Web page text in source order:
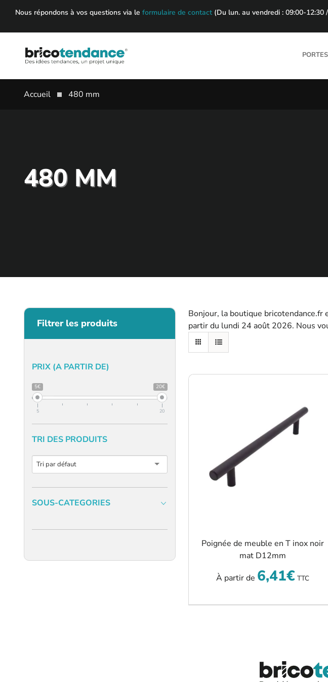
content
Nous répondons à vos questions via le formulaire de contact(Du lun. au vendredi : 09:00-12:30
Accueil 480 mm
480 MM
Bonjour, la boutique
partir du lundi 24 août 2026. Nous
Poignée de meuble en T inox noir
mat D12mm
À partir de 6,41€ TTC
Filtrer les produits
PRIX (A PARTIR DE)
5€ 20€
5 20
TRI DES PRODUITS
Tri par défaut
SOUS-CATEGORIES